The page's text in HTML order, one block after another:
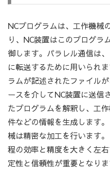
NCプログラムは、工作機械
り、NC装置はこのプログラ
御します。パラレル通信は
に転送するために用いられ
ラムが記述されたファイル
ースを介してNC装置に送信
たプログラムを解釈し、工
件などの情報を生成します
械は精密な加工を行います
程の効率と精度を大きく左
定性と信頼性が重要となりま